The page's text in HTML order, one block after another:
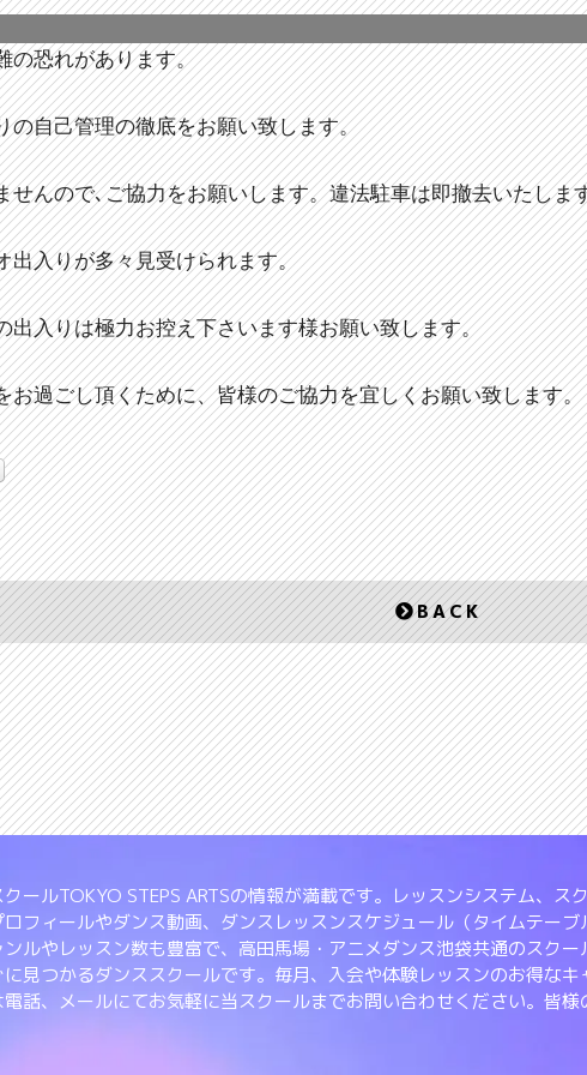
の恐れがあります。
の自己管理の徹底をお願い致します。
せんので､ご協力をお願いします。違法駐車は即撤去いたしま
入りが多々見受けられます。
出入りは極力お控え下さいます様お願い致します。
お過ごし頂くために、皆様のご協力を宜しくお願い致します。
BACK
ールTOKYO STEPS ARTSの情報が満載です。レッスンシステム、
フィールやダンス動画、ダンスレッスンスケジュール（タイムテー
ルやレッスン数も豊富で、高田馬場・アニメダンス池袋共通のスク
見つかるダンススクールです。毎月、入会や体験レッスンのお得な
話、メールにてお気軽に当スクールまでお問い合わせください。皆